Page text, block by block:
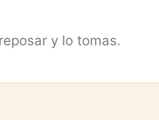
y lo tomas.